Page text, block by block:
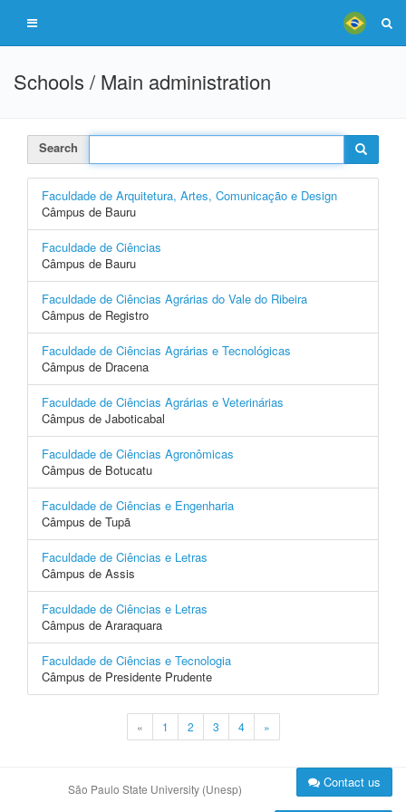
Schools / Main administration
Search
Faculdade de Arquitetura, Artes, Comunicação e Design
Câmpus de Bauru
Faculdade de Ciências
Câmpus de Bauru
Faculdade de Ciências Agrárias do Vale do Ribeira
Câmpus de Registro
Faculdade de Ciências Agrárias e Tecnológicas
Câmpus de Dracena
Faculdade de Ciências Agrárias e Veterinárias
Câmpus de Jaboticabal
Faculdade de Ciências Agronômicas
Câmpus de Botucatu
Faculdade de Ciências e Engenharia
Câmpus de Tupã
Faculdade de Ciências e Letras
Câmpus de Assis
Faculdade de Ciências e Letras
Câmpus de Araraquara
Faculdade de Ciências e Tecnologia
Câmpus de Presidente Prudente
« 1 2 3 4 »
São Paulo State University (Unesp) Contact us